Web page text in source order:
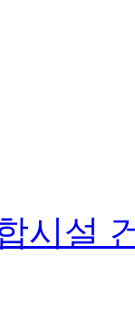
시설